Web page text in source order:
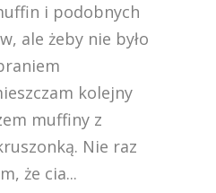
i podobnych
ale żeby nie było
kolejny
muffiny z
Nie raz
że cia...